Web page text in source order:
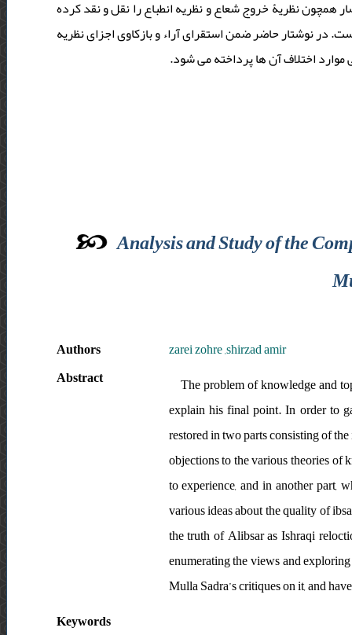
همچون نظریۀ خروج شعاع و نظریه انطباع را نقل و نقد کرده
در نوشتار حاضر ضمن استقرای آراء و بازکاوی اجزای نظریه
اختلاف آن ها پرداخته می ‌شود.
Analysis and Study of the
Authors
zarei zohre ,shirzad amir
Abstract
The problem of knowledge and
explain his final point. In order to
restored in two parts consisting of
objections to the various theories of
to experience, and in another part,
various ideas about the quality of
the truth of Alibsar as Ishraqi
enumerating the views and
Mulla Sadra’s critiques on it, and
Keywords